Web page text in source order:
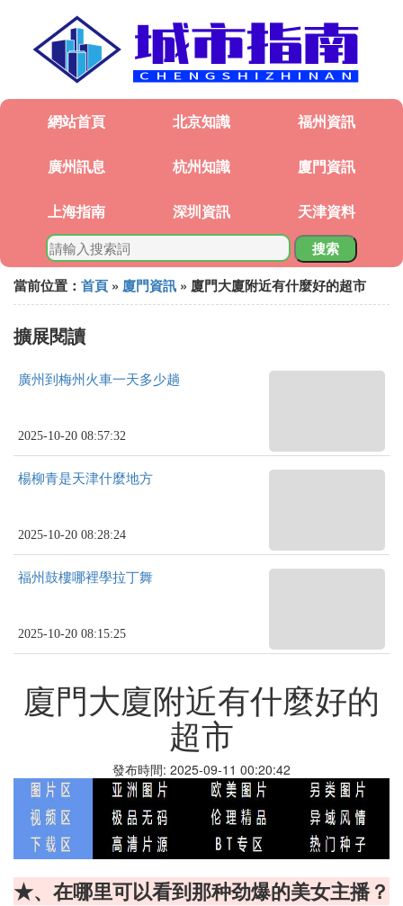
網站首頁 北京知識 福州資訊
廣州訊息 杭州知識 廈門資訊
上海指南 深圳資訊 天津資料
搜索
當前位置： 首頁 » 廈門資訊 » 廈門大廈附近有什麼好的超市
擴展閱讀
廣州到梅州火車一天多少趟
2025-10-20 08:57:32
楊柳青是天津什麼地方
2025-10-20 08:28:24
福州鼓樓哪裡學拉丁舞
2025-10-20 08:15:25
廈門大廈附近有什麼好的
超市
發布時間: 2025-09-11 00:20:42
★、在哪里可以看到那种劲爆的美女主播？